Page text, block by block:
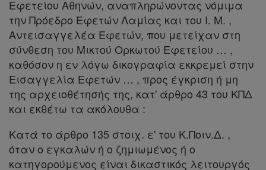
Πληροφορίες
Εταιρεία
Επικοινωνία
Όροι
χρήσης
Εφετείου Αθηνών, αναπληρώνοντας νόμιμα
την Πρόεδρο Εφετών Λαμίας και του Ι. Μ. ,
Αντεισαγγελέα Εφετών, που μετείχαν στη
σύνθεση του Μικτού Ορκωτού Εφετείου … ,
καθόσον η εν λόγω δικογραφία εκκρεμεί στην
Εισαγγελία Εφετών … , προς έγκριση ή μη
της αρχειοθέτησής της, κατ' άρθρο 43 του ΚΠΔ
και εκθέτω τα ακόλουθα :
Κατά το άρθρο 135 στοιχ. ε' του Κ.Ποιν.Δ. ,
όταν ο εγκαλών ή ο ζημιωμένος ή ο
κατηγορούμενος είναι δικαστικός λειτουργός